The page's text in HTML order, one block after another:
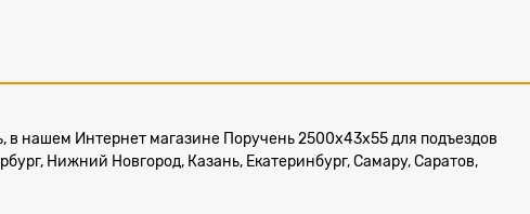
в нашем Интернет магазине Поручень 2500х43х55 для подъездов
Нижний Новгород, Казань, Екатеринбург, Самару, Саратов,